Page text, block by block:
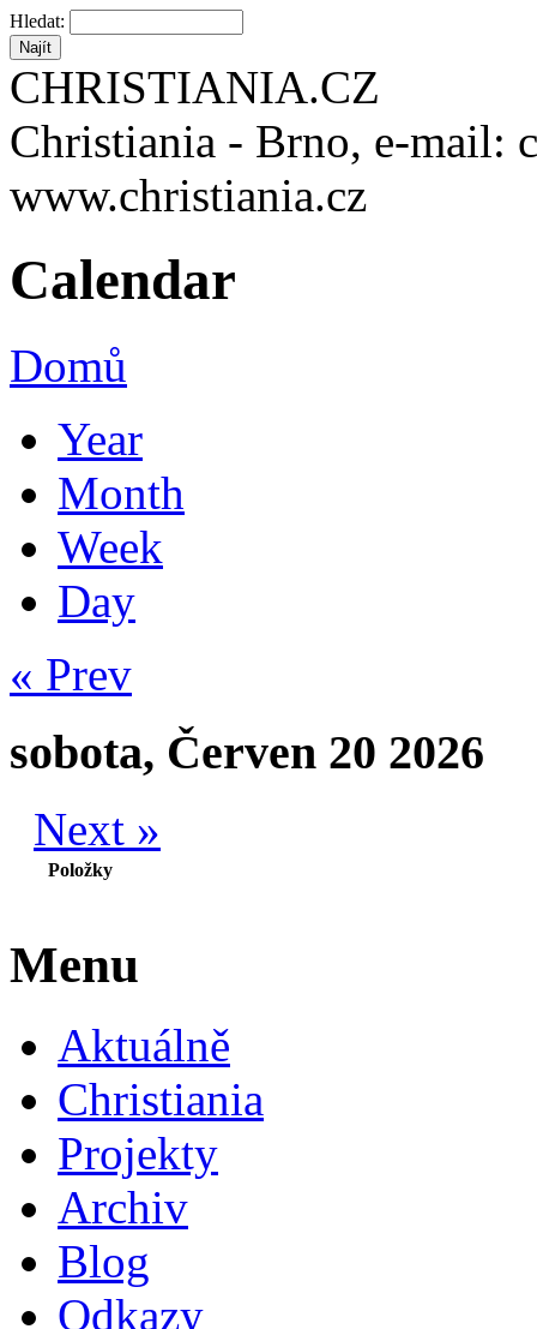
Hledat:
CHRISTIANIA.CZ
Christiania - Brno, e-mail:
www.christiania.cz
Calendar
Domů
Year
Month
Week
Day
« Prev
sobota, Červen 20 2026
Next »
Položky
Menu
Aktuálně
Christiania
Projekty
Archiv
Blog
Odkazy